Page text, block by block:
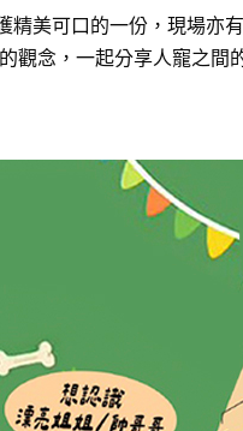
美可口的一份，現場亦
觀念，一起分享人寵之